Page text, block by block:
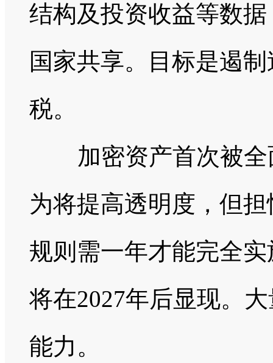
结构及投资收益等数
国家共享。目标是遏
税。
加密资产首次被全
为将提高透明度，但
规则需一年才能完全
将在2027年后显现。
能力。